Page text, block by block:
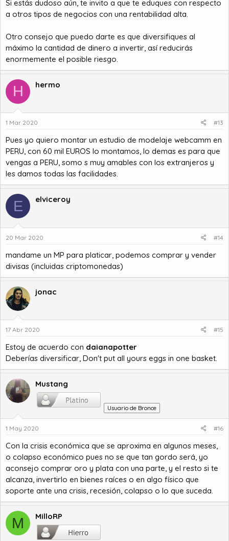
Si estás dudoso aún, te invito a que te eduques con respecto
a otros tipos de negocios con una rentabilidad alta.
Otro consejo que puedo darte es que diversifiques al
máximo la cantidad de dinero a invertir, así reducirás
enormemente el posible riesgo.
H hermo
1 Mar 2020 #13
Pues yo quiero montar un estudio de modelaje webcamm en
PERU, con 60 mil EUROS lo montamos, lo demas es para que
vengas a PERU, somo s muy amables con los extranjeros y
les damos todas las facilidades.
E elviceroy
20 Mar 2020 #14
mandame un MP para platicar, podemos comprar y vender
divisas (incluidas criptomonedas)
jonac
17 Abr 2020 #15
Estoy de acuerdo con daianapotter
Deberías diversificar, Don't put all yours eggs in one basket.
Mustang
Usuario de Bronce
1 May 2020 #16
Con la crisis económica que se aproxima en algunos meses,
o colapso económico pues no se que tan gordo será, yo
aconsejo comprar oro y plata con una parte, y el resto si te
alcanza, invertirlo en bienes raíces o en algo físico que
soporte ante una crisis, recesión, colapso o lo que suceda.
M MilloRP